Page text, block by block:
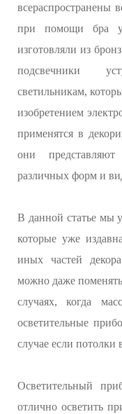
всераспространены
при помощи бра
изготовляли из
подсвечники
светильникам,
изобретением
применятся в
они
различных форм и
В данной статье мы
которые уже
иных частей
можно даже
случаях, когда
осветительные
случае если потолки
Осветительный
отлично осветить